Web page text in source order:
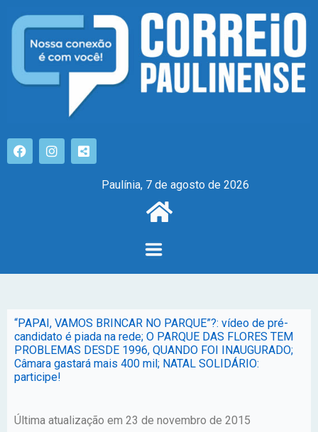
Paulínia, 7 de agosto de 2026
“PAPAI, VAMOS BRINCAR NO PARQUE”?: vídeo de pré-
candidato é piada na rede; O PARQUE DAS FLORES TEM
PROBLEMAS DESDE 1996, QUANDO FOI INAUGURADO;
Câmara gastará mais 400 mil; NATAL SOLIDÁRIO:
participe!
Última atualização em 23 de novembro de 2015